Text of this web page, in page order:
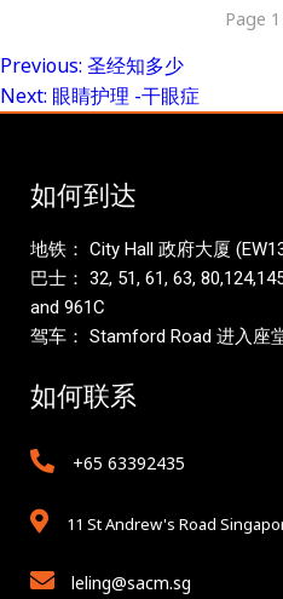
Page
Post
Previous: 圣经知多少
Next: 眼睛护理 -干眼症
如何到达
地铁： City Hall 政府大厦
巴士： 32, 51, 61, 63,
and 961C
驾车： Stamford Road 进入座
如何联系
+65 63392435
11 St Andrew's Road
leling@sacm.sg